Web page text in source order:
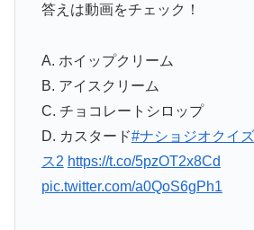
答えは動画をチェック！
A. ホイップクリーム
B. アイスクリーム
C. チョコレートシロップ
D. カスタード#ナショジオクイズ
ス2 https://t.co/5pzOT2x8Cd
pic.twitter.com/a0QoS6gPh1